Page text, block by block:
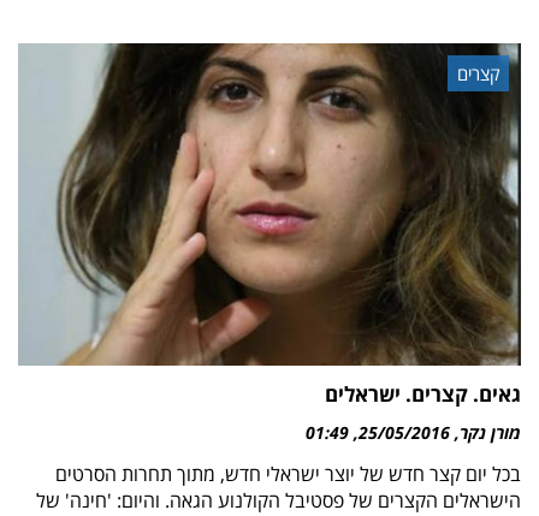
קצרים
גאים. קצרים. ישראלים
מורן נקר 25/05/2016
01:49
בכל יום קצר חדש של יוצר ישראלי חדש, מתוך תחרות הסרטים
הישראלים הקצרים של פסטיבל הקולנוע הגאה. והיום: 'חינה' של